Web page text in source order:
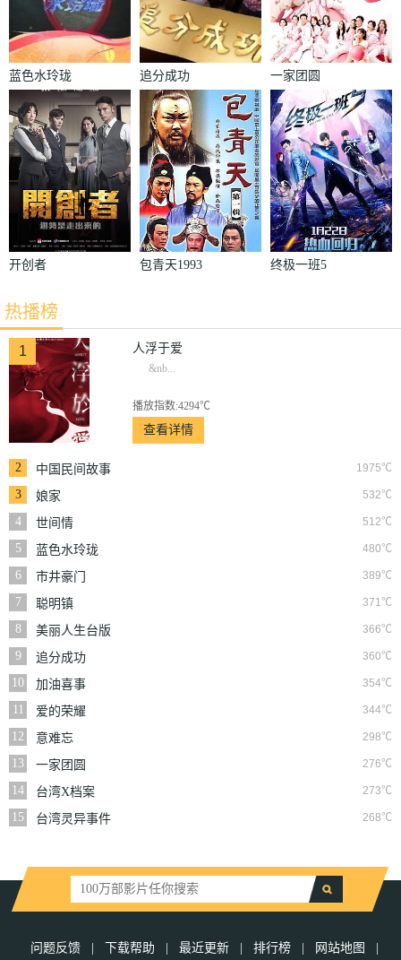
蓝色水玲珑 追分成功 一家团圆
开创者 包青天1993 终极一班5
热播榜
1 人浮于爱
&nb...
播放指数:4294℃
查看详情
2 1975℃
中国民间故事
3
532℃
娘家
4
512℃
世间情
5
480℃
蓝色水玲珑
6
389℃
市井豪门
7
371℃
聪明镇
8
366℃
美丽人生台版
9
360℃
追分成功
10
354℃
加油喜事
11
344℃
爱的荣耀
12
298℃
意难忘
13
276℃
一家团圆
14
273℃
台湾X档案
15
268℃
台湾灵异事件
问题反馈 下载帮助 最近更新 排行榜 网站地图